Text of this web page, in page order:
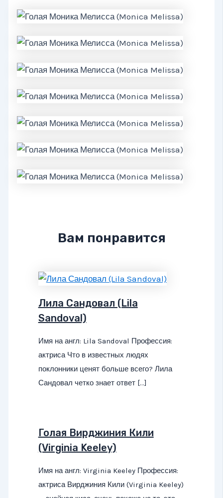
Вам понравится
Лила Сандовал (Lila
Sandoval)
Имя на англ: Lila Sandoval Профессия:
актриса Что в известных людях
поклонники ценят больше всего? Лила
Сандовал четко знает ответ […]
Голая Вирджиния Кили
(Virginia Keeley)
Имя на англ: Virginia Keeley Профессия:
актриса Вирджиния Кили (Virginia Keeley)